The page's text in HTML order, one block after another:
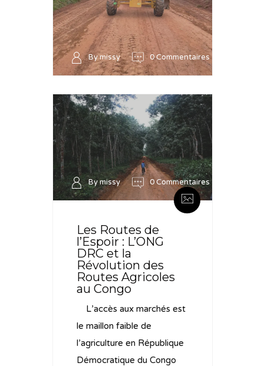
By missy 0 Commentaires
By missy 0 Commentaires
Les Routes de
l’Espoir : L’ONG
DRC et la
Révolution des
Routes Agricoles
au Congo
L’accès aux marchés est
le maillon faible de
l’agriculture en République
Démocratique du Congo